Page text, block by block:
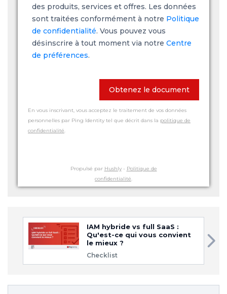
des produits, services et offres. Les données
sont traitées conformément à notre Politique
de confidentialité. Vous pouvez vous
désinscrire à tout moment via notre Centre
de préférences.
Obtenez le document
En vous inscrivant, vous acceptez le traitement de vos données
personnelles par Ping Identity tel que décrit dans la politique de
confidentialité.
Propulsé par Hushly- Politique de
confidentialité.
IAM hybride vs full SaaS :
Qu'est-ce qui vous convient
le mieux ?
Checklist